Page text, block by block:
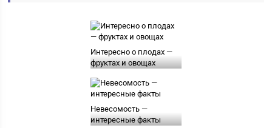
Интересно о плодах —
фруктах и овощах
Невесомость —
интересные факты